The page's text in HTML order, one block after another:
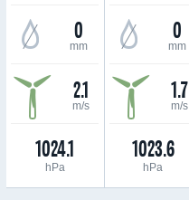
0
mm
2.1
m/s
1024.1
hPa
0
mm
1.7
m/s
1023.6
hPa